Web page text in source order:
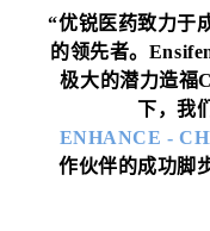
“优锐医药致力于
的领先者。
极大的潜力造福
下，我
ENHANCE -
作伙伴的成功脚